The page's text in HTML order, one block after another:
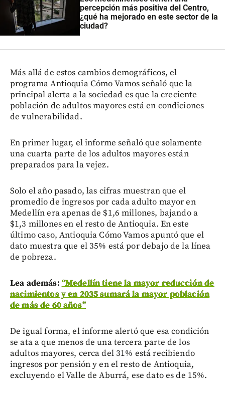
percepción más positiva del Centro,
¿qué ha mejorado en este sector de la
ciudad?
Más allá de estos cambios demográficos, el
programa Antioquia Cómo Vamos señaló que la
principal alerta a la sociedad es que la creciente
población de adultos mayores está en condiciones
de vulnerabilidad.
En primer lugar, el informe señaló que solamente
una cuarta parte de los adultos mayores están
preparados para la vejez.
Solo el año pasado, las cifras muestran que el
promedio de ingresos por cada adulto mayor en
Medellín era apenas de $1,6 millones, bajando a
$1,3 millones en el resto de Antioquia. En este
último caso, Antioquia Cómo Vamos apuntó que el
dato muestra que el 35% está por debajo de la línea
de pobreza.
Lea además: “Medellín tiene la mayor reducción de
nacimientos y en 2035 sumará la mayor población
de más de 60 años”
De igual forma, el informe alertó que esa condición
se ata a que menos de una tercera parte de los
adultos mayores, cerca del 31% está recibiendo
ingresos por pensión y en el resto de Antioquia,
excluyendo el Valle de Aburrá, ese dato es de 15%.